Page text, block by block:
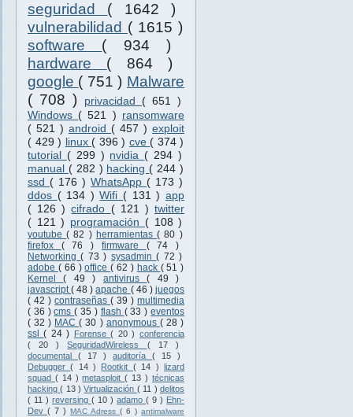
seguridad ( 1642 )
vulnerabilidad ( 1615 )
software ( 934 )
hardware ( 864 )
google ( 751 ) Malware
( 708 )
privacidad ( 651 )
Windows ( 521 ) ransomware
( 521 ) android ( 457 ) exploit
( 429 ) linux ( 396 ) cve ( 374 )
tutorial ( 299 ) nvidia ( 294 )
manual ( 282 ) hacking ( 244 )
ssd ( 176 ) WhatsApp ( 173 )
ddos ( 134 )Wifi ( 131 ) app
( 126 )cifrado ( 121 )twitter
( 121 ) programación ( 108 )
youtube( 82 ) herramientas( 80 )
firefox ( 76 ) firmware ( 74 )
Networking( 73 ) sysadmin( 72 )
adobe ( 66 )office( 62 ) hack ( 51 )
Kernel( 49 ) antivirus( 49 )
javascript( 48 )apache ( 46 ) juegos
( 42 ) contraseñas ( 39 ) multimedia
( 36 )cms( 35 ) flash ( 33 )eventos
( 32 ) MAC( 30 ) anonymous ( 28 )
ssl( 24 ) Forense( 20 ) conferencia
( 20 )SeguridadWireless ( 17 )
documental ( 17 ) auditoría ( 15 )
Debugger( 14 ) Rootkit ( 14 ) lizard
squad ( 14 )metasploit( 13 ) técnicas
hacking( 13 )Virtualización ( 11 ) delitos
( 11 ) reversing ( 10 ) adamo ( 9 ) Ehn-
Dev ( 7 ) MAC Adress ( 6 ) antimalware